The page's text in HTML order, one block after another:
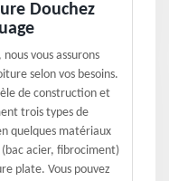
Douchez
vous assurons
selon vos besoins.
de construction et
trois types de
quelques matériaux
acier, fibrociment)
plate. Vous pouvez